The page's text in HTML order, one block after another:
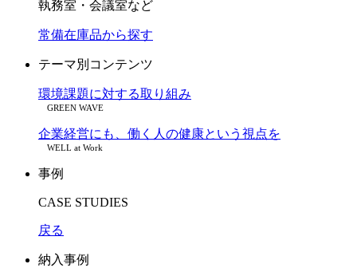
執務室・会議室など
常備在庫品から探す
テーマ別コンテンツ
環境課題に対する取り組み
GREEN WAVE
企業経営にも、働く人の健康という視点を
WELL at Work
事例
CASE STUDIES
戻る
納入事例